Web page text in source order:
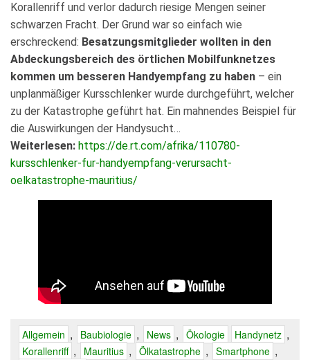
Korallenriff und verlor dadurch riesige Mengen seiner
schwarzen Fracht. Der Grund war so einfach wie
erschreckend: Besatzungsmitglieder wollten in den
Abdeckungsbereich des örtlichen Mobilfunknetzes
kommen um besseren Handyempfang zu haben – ein
unplanmäßiger Kursschlenker wurde durchgeführt, welcher
zu der Katastrophe geführt hat. Ein mahnendes Beispiel für
die Auswirkungen der Handysucht…
Weiterlesen: https://de.rt.com/afrika/110780-
kursschlenker-fur-handyempfang-verursacht-
oelkatastrophe-mauritius/
Allgemein , Baubiologie , News , Ökologie Handynetz ,
Korallenriff , Mauritius , Ölkatastrophe , Smartphone ,